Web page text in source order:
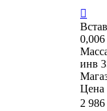

инв
Цена
2